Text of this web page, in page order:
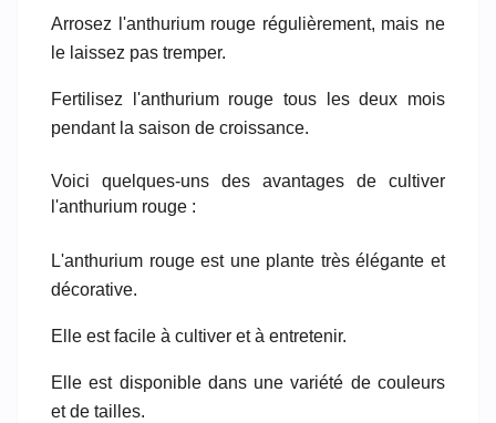
Arrosez l'anthurium rouge régulièrement, mais ne
le laissez pas tremper.
Fertilisez l'anthurium rouge tous les deux mois
pendant la saison de croissance.
Voici quelques-uns des avantages de cultiver
l'anthurium rouge :
L'anthurium rouge est une plante très élégante et
décorative.
Elle est facile à cultiver et à entretenir.
Elle est disponible dans une variété de couleurs
et de tailles.